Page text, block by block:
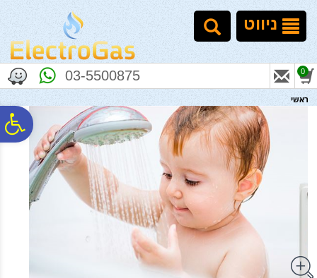
נגישות
אתר
המרכזי
ניווט
03-5500875 0
ראשי